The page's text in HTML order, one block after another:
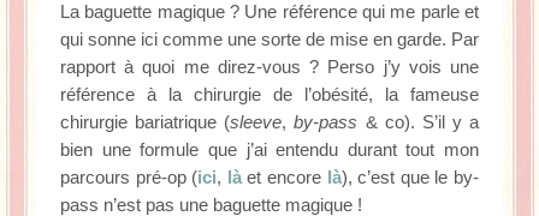
La baguette magique ? Une référence qui me parle et
qui sonne ici comme une sorte de mise en garde. Par
rapport à quoi me direz-vous ? Perso j’y vois une
référence à la chirurgie de l’obésité, la fameuse
chirurgie bariatrique (sleeve,by-pass & co). S’il y a
bien une formule que j’ai entendu durant tout mon
parcours pré-op (ici, làet encore là), c’est que le by-
pass n’est pas une baguette magique !